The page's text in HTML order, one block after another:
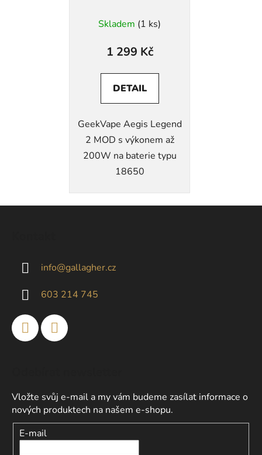
Skladem (1 ks)
1 299 Kč
DETAIL
GeekVape Aegis Legend
2 MOD s výkonem až
200W na baterie typu
18650
info@gallagher.cz
603 214 745
Vložte svůj e-mail a my vám budeme zasílat informace o
nových produktech na našem e-shopu.
E-mail